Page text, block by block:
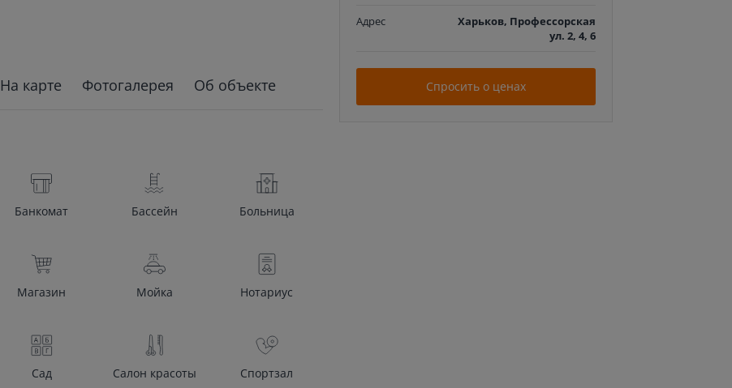
Адрес
Харьков, Профессорская
ул. 2, 4, 6
Спросить о ценах
На карте Фотогалерея Об объекте
Банкомат Бассейн Больница
Магазин Мойка Нотариус
Сад Салон красоты Спортзал